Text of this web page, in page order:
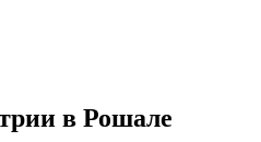
в Рошале